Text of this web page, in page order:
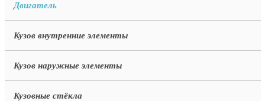
Двигатель
Кузов внутренние элементы
Кузов наружные элементы
Кузовные стёкла